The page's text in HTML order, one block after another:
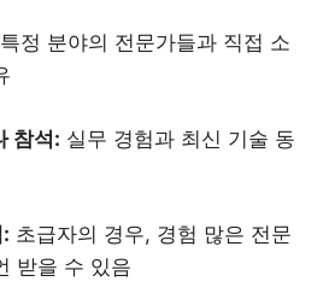
특정 분야의 전문가들과 직접 소
참석: 실무 경험과 최신 기술 동
초급자의 경우, 경험 많은 전문
받을 수 있음